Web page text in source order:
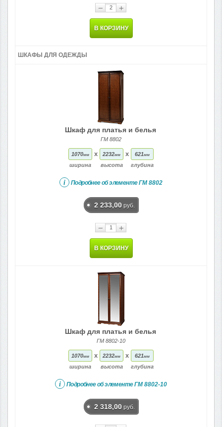
− +
В КОРЗИНУ
ШКАФЫ ДЛЯ ОДЕЖДЫ
Шкаф для платья и белья
ГМ 8802
1070мм
ширина
x 2232мм
высота
x 621мм
глубина
i Подробнее об элементеГМ 8802
2 233,00 руб.
− +
В КОРЗИНУ
Шкаф для платья и белья
ГМ 8802-10
1070мм
ширина
x 2232мм
высота
x 621мм
глубина
i Подробнее об элементеГМ 8802-10
2 318,00 руб.